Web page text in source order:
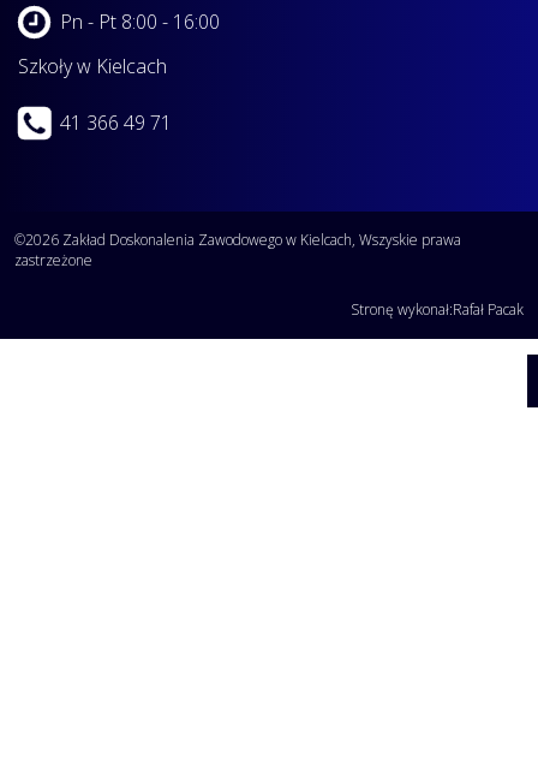
Pn - Pt 8:00 - 16:00
Szkoły w Kielcach
41 366 49 71
©2026 Zakład Doskonalenia Zawodowego w Kielcach, Wszyskie prawa
zastrzeżone
Stronę wykonał:Rafał Pacak